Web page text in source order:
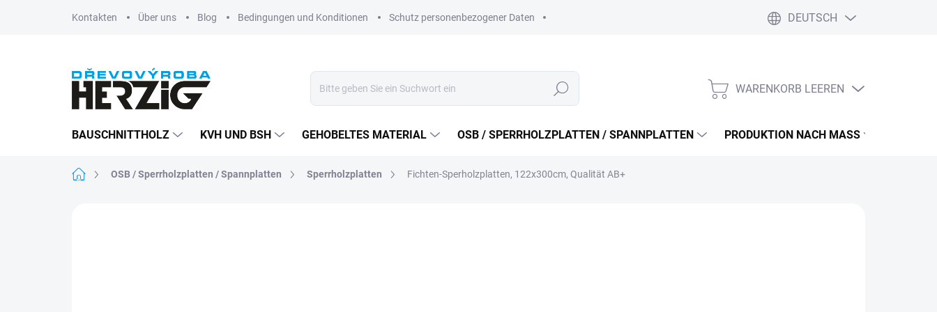
Kontakten Über uns Blog Bedingungen und Konditionen Schutz personenbezogener Daten DEUTSCH
Suchen WARENKORB
WARENKORB LEEREN
BAUSCHNITTHOLZ KVH UND BSH GEHOBELTES MATERIAL OSB / SPERRHOLZPLATTEN / SPANNPLATTEN PRODUKTION NACH MASS
StartseiteOSB / Sperrholzplatten / Spannplatten Sperrholzplatten Fichten-Sperholzplatten, 122x300cm, Qualität AB+